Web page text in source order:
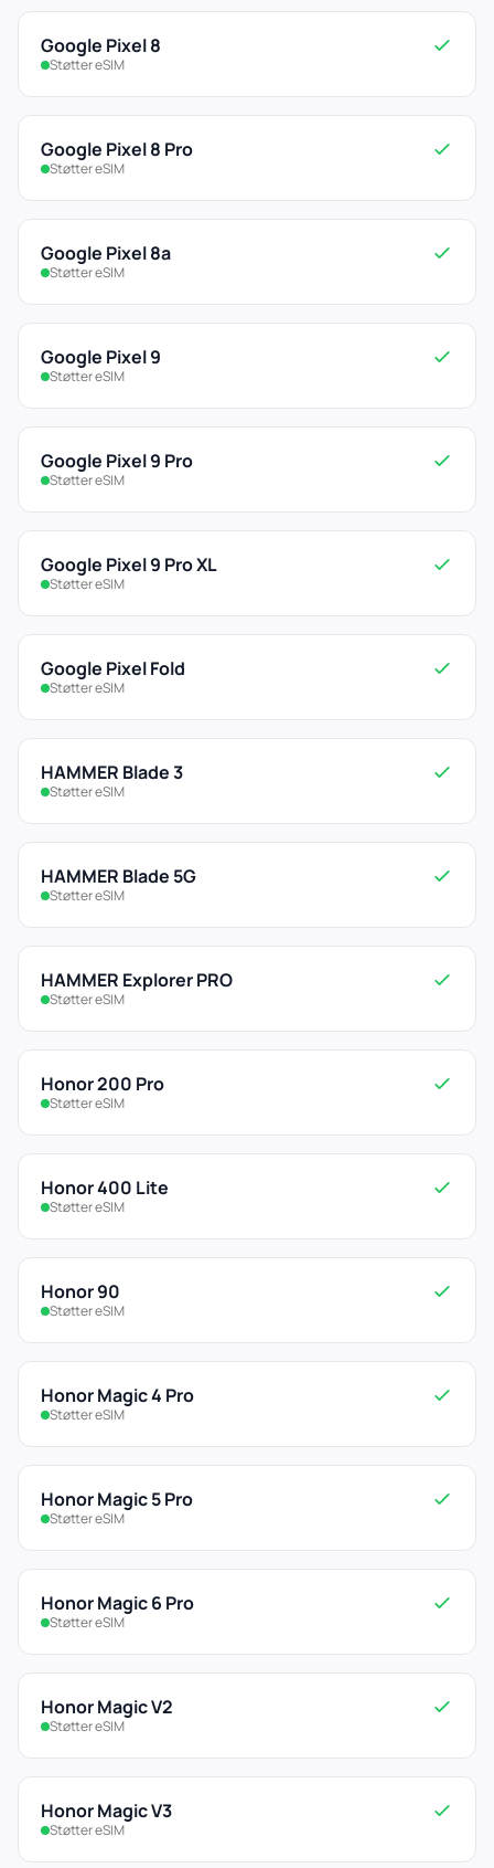
Google Pixel 8
Støtter eSIM
Google Pixel 8 Pro
Støtter eSIM
Google Pixel 8a
Støtter eSIM
Google Pixel 9
Støtter eSIM
Google Pixel 9 Pro
Støtter eSIM
Google Pixel 9 Pro XL
Støtter eSIM
Google Pixel Fold
Støtter eSIM
HAMMER Blade 3
Støtter eSIM
HAMMER Blade 5G
Støtter eSIM
HAMMER Explorer PRO
Støtter eSIM
Honor 200 Pro
Støtter eSIM
Honor 400 Lite
Støtter eSIM
Honor 90
Støtter eSIM
Honor Magic 4 Pro
Støtter eSIM
Honor Magic 5 Pro
Støtter eSIM
Honor Magic 6 Pro
Støtter eSIM
Honor Magic V2
Støtter eSIM
Honor Magic V3
Støtter eSIM